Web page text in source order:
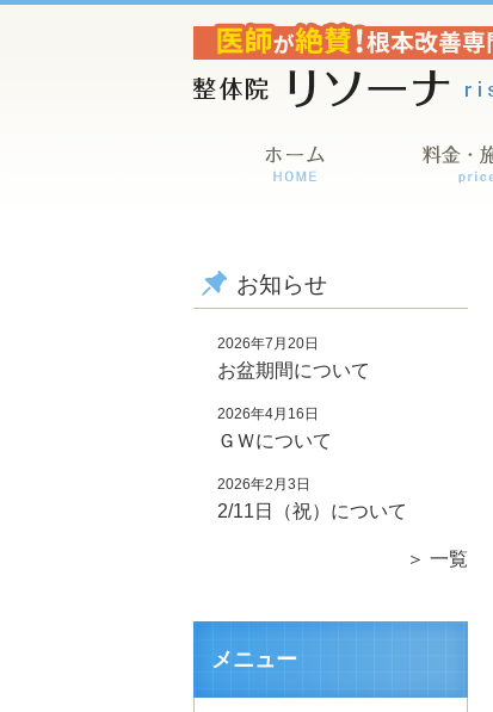
お知らせ
2026年7月20日
お盆期間について
2026年4月16日
ＧＷについて
2026年2月3日
2/11日（祝）について
＞ 一覧
メニュー